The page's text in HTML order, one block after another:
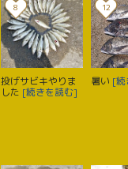
8
投げサビキやりま
した [続きを読む]
12
暑い [続